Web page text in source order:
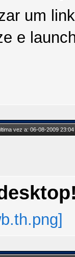
um
e
vez a: 06-08-2009